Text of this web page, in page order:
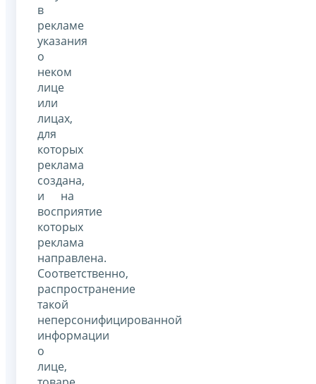
в
рекламе
указания
о
неком
лице
или
лицах,
для
которых
реклама
создана,
и на
восприятие
которых
реклама
направлена.
Соответственно,
распространение
такой
неперсонифицированной
информации
о
лице,